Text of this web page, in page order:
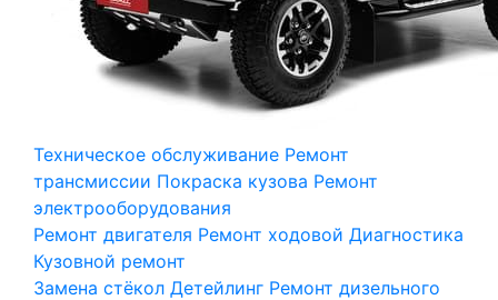
Техническое обслуживание Ремонт
трансмиссии Покраска кузова Ремонт
электрооборудования
Ремонт двигателя Ремонт ходовой Диагностика
Кузовной ремонт
Замена стёкол Детейлинг Ремонт дизельного